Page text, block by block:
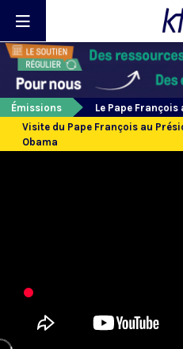
Émissions
Le Pape
Visite du Pape François au
Obama